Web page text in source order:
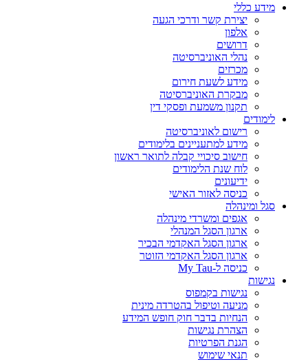
מידע כללי
יצירת קשר ודרכי הגעה
אלפון
דרושים
נהלי האוניברסיטה
מכרזים
מידע לשעת חירום
מבקרת האוניברסיטה
תקנון משמעת ופסקי דין
לימודים
רישום לאוניברסיטה
מידע למתעניינים בלימודים
חישוב סיכויי קבלה לתואר ראשון
לוח שנת הלימודים
ידיעונים
כניסה לאזור האישי
סגל ומינהלה
אגפים ומשרדי מינהלה
ארגון הסגל המנהלי
ארגון הסגל האקדמי הבכיר
ארגון הסגל האקדמי הזוטר
כניסה ל-My Tau
נגישות
נגישות בקמפוס
מניעה וטיפול בהטרדה מינית
הנחיות בדבר חוק חופש המידע
הצהרת נגישות
הגנת הפרטיות
תנאי שימוש